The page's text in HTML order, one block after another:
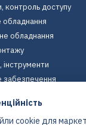
доступу
обладнання
інструменти
забезпечення
обладнання
cookie для